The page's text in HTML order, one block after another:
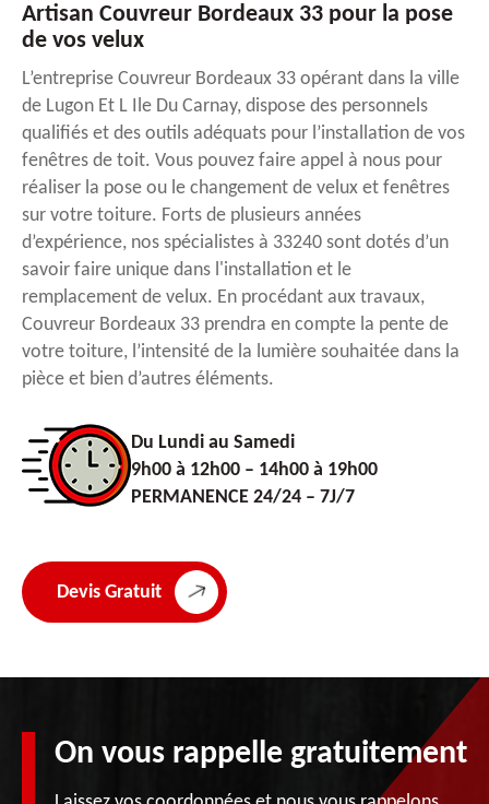
Artisan Couvreur Bordeaux 33 pour la pose
de vos velux
L’entreprise Couvreur Bordeaux 33 opérant dans la ville
de Lugon Et L Ile Du Carnay, dispose des personnels
qualifiés et des outils adéquats pour l’installation de vos
fenêtres de toit. Vous pouvez faire appel à nous pour
réaliser la pose ou le changement de velux et fenêtres
sur votre toiture. Forts de plusieurs années
d’expérience, nos spécialistes à 33240 sont dotés d’un
savoir faire unique dans l'installation et le
remplacement de velux. En procédant aux travaux,
Couvreur Bordeaux 33 prendra en compte la pente de
votre toiture, l’intensité de la lumière souhaitée dans la
pièce et bien d’autres éléments.
Du Lundi au Samedi
9h00 à 12h00 – 14h00 à 19h00
PERMANENCE 24/24 – 7J/7
Devis Gratuit
On vous rappelle gratuitement